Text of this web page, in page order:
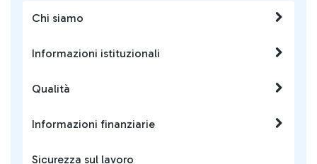
Chi siamo
Informazioni istituzionali
Qualità
Informazioni finanziarie
Sicurezza sul lavoro